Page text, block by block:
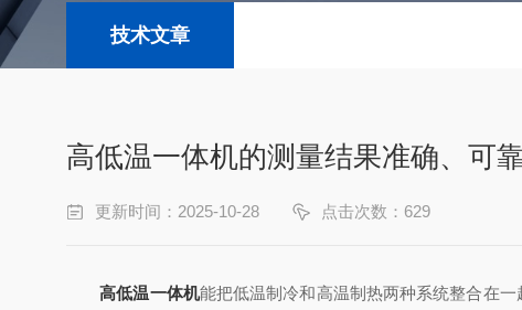
技术文章
高低温一体机的测量结果准确、可
更新时间：2025-10-28 点击次数：629
高低温一体机能把低温制冷和高温制热两种系统整合在